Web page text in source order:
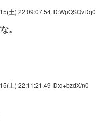
土) 22:09:07.54 ID:WpQSQvDq0
。
土) 22:11:21.49 ID:q+bzdX/n0